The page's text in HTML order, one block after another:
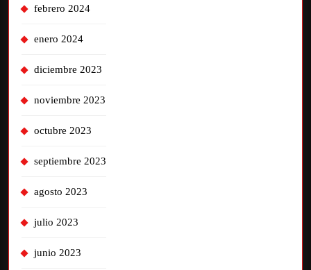
febrero 2024
enero 2024
diciembre 2023
noviembre 2023
octubre 2023
septiembre 2023
agosto 2023
julio 2023
junio 2023